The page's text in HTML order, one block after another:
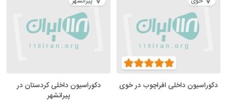
دکوراسیون داخلی افراچوب در خوی
دکوراسیون داخلی کردستان در
پیرانشهر